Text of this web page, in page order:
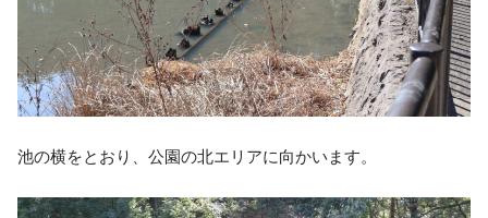
池の横をとおり、公園の北エリアに向かいます。